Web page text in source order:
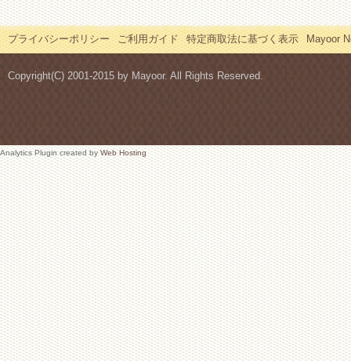
プライバシーポリシー ご利用ガイド 特定商取法に基づく表示 Mayoor
Copyright(C) 2001-2015 by Mayoor. All Rights Reserved.
Analytics Plugin created byWeb Hosting